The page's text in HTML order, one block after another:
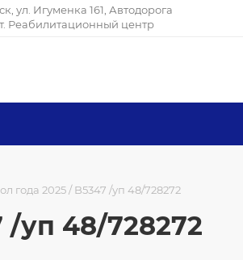
ул. Игуменка 161, Автодорога
Реабилитационный центр
года 2025 / B5347 /уп 48/728272
уп 48/728272